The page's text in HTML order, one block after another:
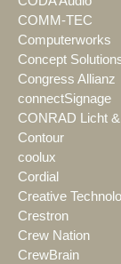
COMM-TEC
Computerworks
Concept
Congress Allianz
connectSignage
CONRAD Licht
Contour
coolux
Cordial
Creative
Crestron
Crew Nation
CrewBrain